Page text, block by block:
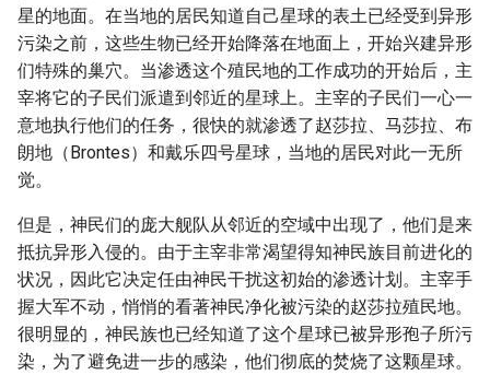
星的地面。在当地的居民知道自己星球的表土已经受到异形
污染之前，这些生物已经开始降落在地面上，开始兴建异形
们特殊的巢穴。当渗透这个殖民地的工作成功的开始后，主
宰将它的子民们派遣到邻近的星球上。主宰的子民们一心一
意地执行他们的任务，很快的就渗透了赵莎拉、马莎拉、布
朗地（Brontes）和戴乐四号星球，当地的居民对此一无所
觉。
但是，神民们的庞大舰队从邻近的空域中出现了，他们是来
抵抗异形入侵的。由于主宰非常渴望得知神民族目前进化的
状况，因此它决定任由神民干扰这初始的渗透计划。主宰手
握大军不动，悄悄的看著神民净化被污染的赵莎拉殖民地。
很明显的，神民族也已经知道了这个星球已被异形孢子所污
染，为了避免进一步的感染，他们彻底的焚烧了这颗星球。